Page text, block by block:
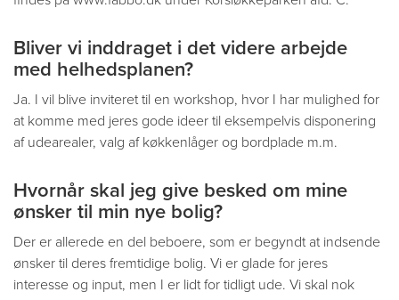
Bliver vi inddraget i det videre arbejde
med helhedsplanen?
Ja. I vil blive inviteret til en workshop, hvor I har mulighed for
at komme med jeres gode ideer til eksempelvis disponering
af udearealer, valg af køkkenlåger og bordplade m.m.
Hvornår skal jeg give besked om mine
ønsker til min nye bolig?
Der er allerede en del beboere, som er begyndt at indsende
ønsker til deres fremtidige bolig. Vi er glade for jeres
interesse og input, men I er lidt for tidligt ude. Vi skal nok